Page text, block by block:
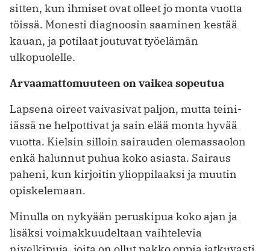
sitten, kun ihmiset ovat olleet jo monta vuotta
töissä. Monesti diagnoosin saaminen kestää
kauan, ja potilaat joutuvat työelämän
ulkopuolelle.
Arvaamattomuuteen on vaikea sopeutua
Lapsena oireet vaivasivat paljon, mutta teini-
iässä ne helpottivat ja sain elää monta hyvää
vuotta. Kielsin silloin sairauden olemassaolon
enkä halunnut puhua koko asiasta. Sairaus
paheni, kun kirjoitin ylioppilaaksi ja muutin
opiskelemaan.
Minulla on nykyään peruskipua koko ajan ja
lisäksi voimakkuudeltaan vaihtelevia